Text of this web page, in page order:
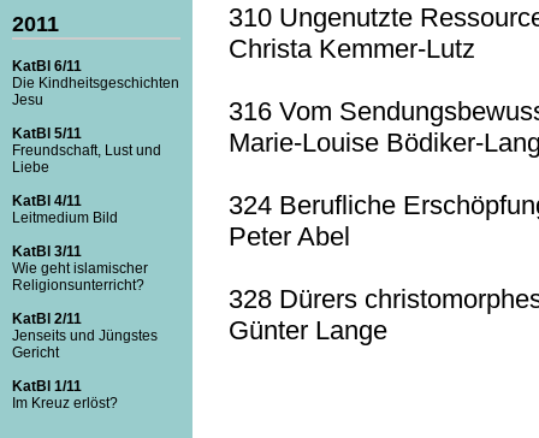
2011
KatBl 6/11
Die Kindheitsgeschichten
Jesu
KatBl 5/11
Freundschaft, Lust und
Liebe
KatBl 4/11
Leitmedium Bild
KatBl 3/11
Wie geht islamischer
Religionsunterricht?
KatBl 2/11
Jenseits und Jüngstes
Gericht
KatBl 1/11
Im Kreuz erlöst?
310 Ungenutzte
Christa Kemmer-Lutz
316 Vom
Marie-Louise Bödiker-
324 Berufliche
Peter Abel
328 Dürers
Günter Lange